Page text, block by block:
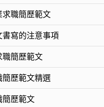
求職簡歷範文
書寫的注意事項
職簡歷範文
簡歷範文精選
簡歷範文